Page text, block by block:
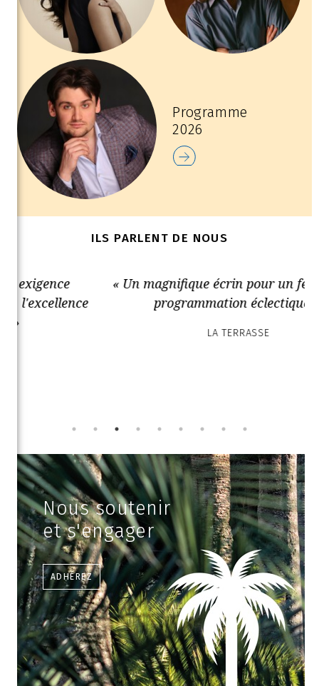
Programme
2026
ILS PARLENT DE NOUS
« Un magnifique écrin pour un festival à la
programmation éclectique. »
Nous soutenir
et s'engager
ADHÉREZ